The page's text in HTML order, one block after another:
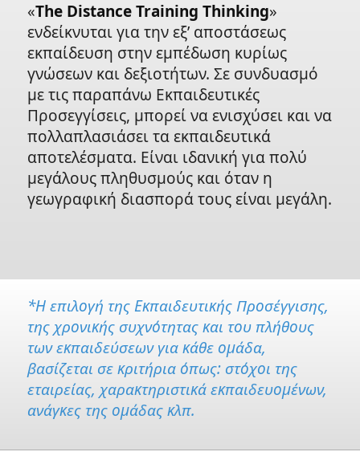
«The Distance Training Thinking»
ενδείκνυται για την εξ’ αποστάσεως
εκπαίδευση στην εμπέδωση κυρίως
γνώσεων και δεξιοτήτων. Σε συνδυασμό
με τις παραπάνω Εκπαιδευτικές
Προσεγγίσεις, μπορεί να ενισχύσει και να
πολλαπλασιάσει τα εκπαιδευτικά
αποτελέσματα. Είναι ιδανική για πολύ
μεγάλους πληθυσμούς και όταν η
γεωγραφική διασπορά τους είναι μεγάλη.
*Η επιλογή της Εκπαιδευτικής Προσέγγισης,
της χρονικής συχνότητας και του πλήθους
των εκπαιδεύσεων για κάθε ομάδα,
βασίζεται σε κριτήρια όπως: στόχοι της
εταιρείας, χαρακτηριστικά εκπαιδευομένων,
ανάγκες της ομάδας κλπ.